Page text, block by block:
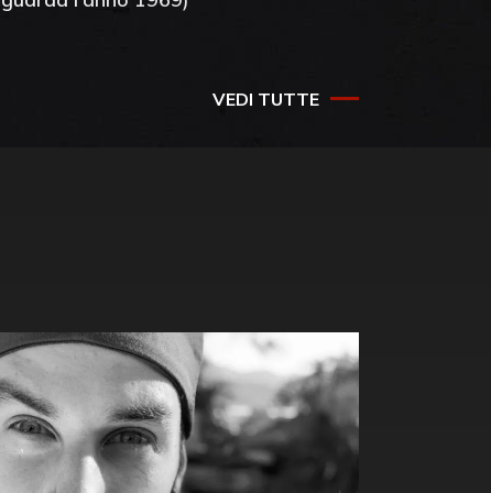
VEDI TUTTE